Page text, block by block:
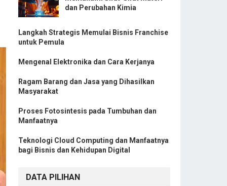
dan Perubahan Kimia
Langkah Strategis Memulai Bisnis Franchise
untuk Pemula
Mengenal Elektronika dan Cara Kerjanya
Ragam Barang dan Jasa yang Dihasilkan
Masyarakat
Proses Fotosintesis pada Tumbuhan dan
Manfaatnya
Teknologi Cloud Computing dan Manfaatnya
bagi Bisnis dan Kehidupan Digital
DATA PILIHAN